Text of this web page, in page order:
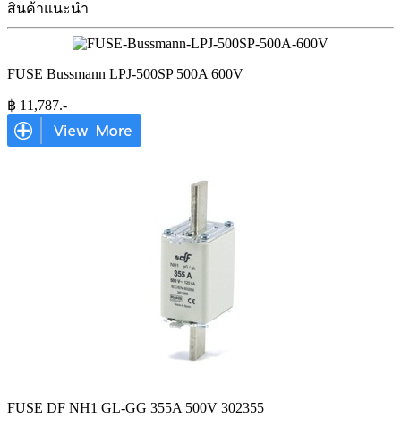
สินค้าแนะนำ
FUSE Bussmann LPJ-500SP 500A 600V
฿ 11,787.-
FUSE DF NH1 GL-GG 355A 500V 302355